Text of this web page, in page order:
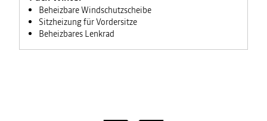
Beheizbare Windschutzscheibe
Sitzheizung für Vordersitze
Beheizbares Lenkrad